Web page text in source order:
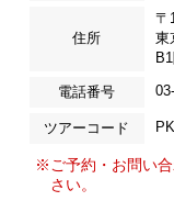
住所
〒
東
電話番号
ツアーコード
※ご予約・お問い
さい。